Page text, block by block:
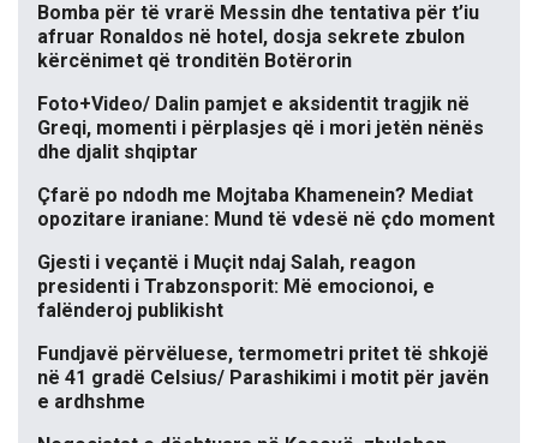
Bomba për të vrarë Messin dhe tentativa për t’iu
afruar Ronaldos në hotel, dosja sekrete zbulon
kërcënimet që tronditën Botërorin
Foto+Video/ Dalin pamjet e aksidentit tragjik në
Greqi, momenti i përplasjes që i mori jetën nënës
dhe djalit shqiptar
Çfarë po ndodh me Mojtaba Khamenein? Mediat
opozitare iraniane: Mund të vdesë në çdo moment
Gjesti i veçantë i Muçit ndaj Salah, reagon
presidenti i Trabzonsporit: Më emocionoi, e
falënderoj publikisht
Fundjavë përvëluese, termometri pritet të shkojë
në 41 gradë Celsius/ Parashikimi i motit për javën
e ardhshme